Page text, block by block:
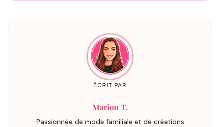
ÉCRIT PAR
Marion T.
Passionnée de mode familiale et de créations